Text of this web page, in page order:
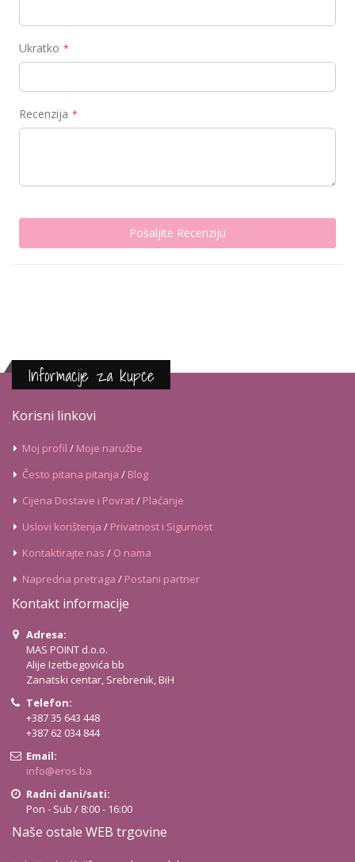
Ukratko
Recenzija
Pošaljite Recenziju
Informacije za kupce
Korisni linkovi
Moj profil / Moje naružbe
Često pitana pitanja / Blog
Cijena Dostave i Povrat/ Plaćanje
Uslovi korištenja / Privatnost i Sigurnost
Kontaktirajte nas / O nama
Napredna pretraga / Postani partner
Kontakt informacije
Adresa:
MAS POINT d.o.o.
Alije Izetbegovića bb
Zanatski centar, Srebrenik, BiH
Telefon:
+387 35 643 448
+387 62 034 844
Email:
info@eros.ba
Radni dani/sati:
Pon - Sub / 8:00 - 16:00
Naše ostale WEB trgovine